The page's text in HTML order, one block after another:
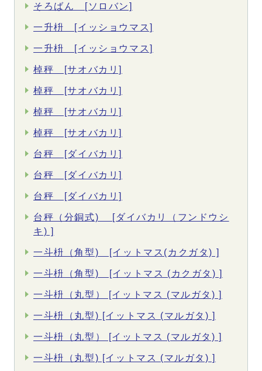
そろばん [ソロバン]
一升枡 [イッショウマス]
一升枡 [イッショウマス]
棹秤 [サオバカリ]
棹秤 [サオバカリ]
棹秤 [サオバカリ]
棹秤 [サオバカリ]
台秤 [ダイバカリ]
台秤 [ダイバカリ]
台秤 [ダイバカリ]
台秤（分銅式) [ダイバカリ（フンドウシ
キ) ]
一斗枡（角型) [イットマス(カクガタ) ]
一斗枡（角型) [イットマス (カクガタ) ]
一斗枡（丸型） [イットマス (マルガタ) ]
一斗枡（丸型) [イットマス (マルガタ) ]
一斗枡（丸型） [イットマス (マルガタ) ]
一斗枡（丸型) [イットマス (マルガタ) ]